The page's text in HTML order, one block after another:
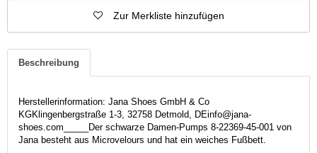
Zur Merkliste hinzufügen
Beschreibung
Herstellerinformation: Jana Shoes GmbH & Co
KGKlingenbergstraße 1-3, 32758 Detmold, DEinfo@jana-
shoes.com_____Der schwarze Damen-Pumps 8-22369-45-001 von
Jana besteht aus Microvelours und hat ein weiches Fußbett.